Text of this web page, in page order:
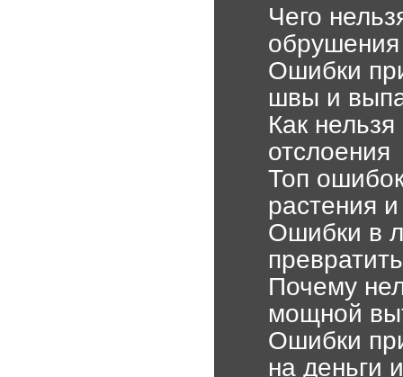
Чего
обрушения
Ошибки
швы и
Как
отслоения
Топ
растения
Ошибки в
Почему
мощной
Ошибки
на деньги